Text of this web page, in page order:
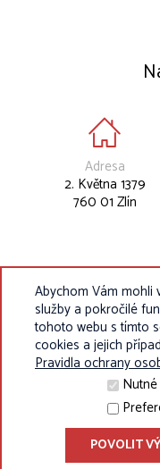
Adresa
2. Května 1379
760 01 Zlín
© 2010 - 2026
Abychom Vám
služby a pokročilé
tohoto webu s tímto
cookies a jejich
Pravidla ochrany
Nutné
POVOLIT